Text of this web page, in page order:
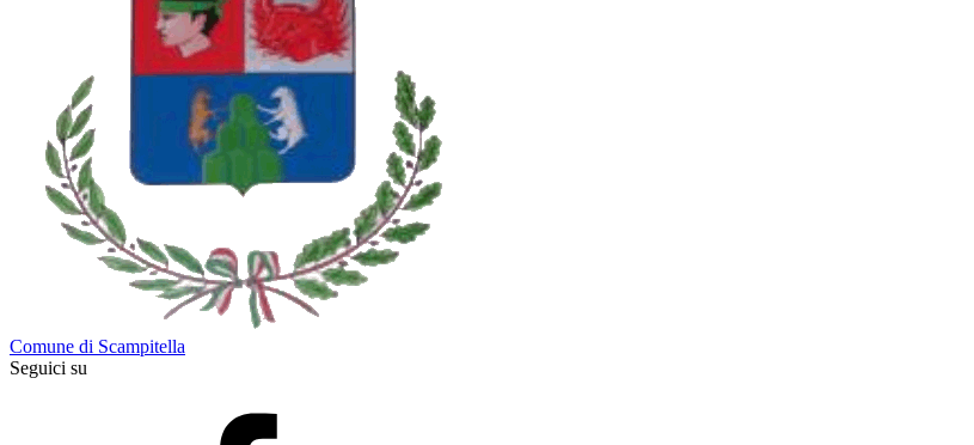
Comune di Scampitella
Seguici su